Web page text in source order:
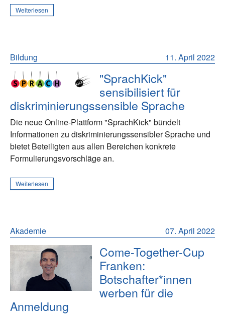
Weiterlesen
11. April 2022
Bildung
"SprachKick"
sensibilisiert für
diskriminierungssensible Sprache
Die neue Online-Plattform "SprachKick" bündelt
Informationen zu diskriminierungssensibler Sprache und
bietet Beteiligten aus allen Bereichen konkrete
Formulierungsvorschläge an.
Weiterlesen
07. April 2022
Akademie
Come-Together-Cup
Franken:
Botschafter*innen
werben für die
Anmeldung